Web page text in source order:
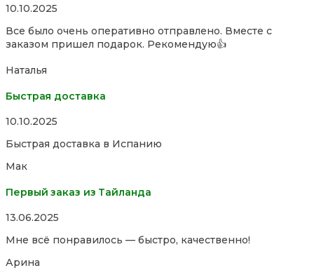
Rated
out
of
10.10.2025
Все было очень оперативно отправлено. Вместе с
заказом пришел подарок. Рекомендую👍
Наталья
Быстрая доставка
Rated
out
5
10.10.2025
Быстрая доставка в Испанию
Мак
Первый заказ из Тайланда
Rated
out
5
13.06.2025
Мне всё понравилось — быстро, качественно!
Арина